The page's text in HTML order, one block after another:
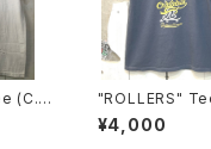
"ROLLERS" Tee (C.
C.)
¥4,000